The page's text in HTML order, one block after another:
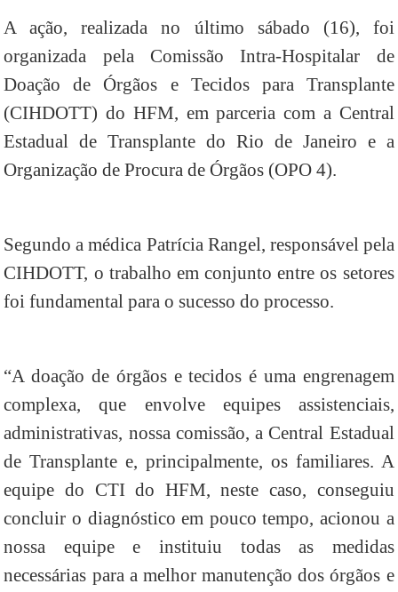
A ação, realizada no último sábado (16), foi
organizada pela Comissão Intra-Hospitalar de
Doação de Órgãos e Tecidos para Transplante
(CIHDOTT) do HFM, em parceria com a Central
Estadual de Transplante do Rio de Janeiro e a
Organização de Procura de Órgãos (OPO 4).
Segundo a médica Patrícia Rangel, responsável pela
CIHDOTT, o trabalho em conjunto entre os setores
foi fundamental para o sucesso do processo.
“A doação de órgãos e tecidos é uma engrenagem
complexa, que envolve equipes assistenciais,
administrativas, nossa comissão, a Central Estadual
de Transplante e, principalmente, os familiares. A
equipe do CTI do HFM, neste caso, conseguiu
concluir o diagnóstico em pouco tempo, acionou a
nossa equipe e instituiu todas as medidas
necessárias para a melhor manutenção dos órgãos e